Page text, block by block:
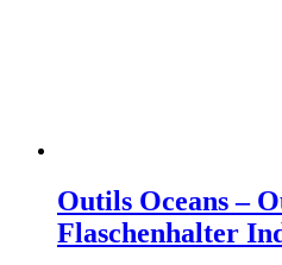
Outils Oceans –
Flaschenhalter